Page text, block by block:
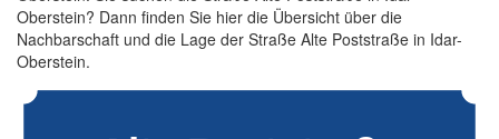
Oberstein? Dann finden Sie hier die Übersicht über die
Nachbarschaft und die Lage der Straße Alte Poststraße in Idar-
Oberstein.